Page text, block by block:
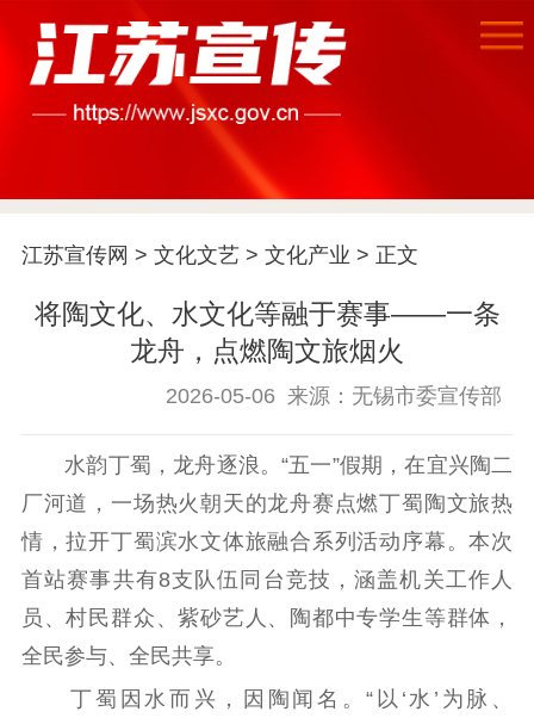
首页
公示公告
通知公告 信息公开制度
信息公开指南
信息公开年度报
工作动态
理论武装
哲学社科
社科强省 工作通知
成果集萃
江苏宣传网 > 文化文艺> 文化产业 > 正文
将陶文化、水文化等融于赛事——一条
龙舟，点燃陶文旅烟火
2026-05-06 来源：无锡市委宣传部
水韵丁蜀，龙舟逐浪。“五一”假期，在宜兴陶二
厂河道，一场热火朝天的龙舟赛点燃丁蜀陶文旅热
情，拉开丁蜀滨水文体旅融合系列活动序幕。本次
首站赛事共有8支队伍同台竞技，涵盖机关工作人
员、村民群众、紫砂艺人、陶都中专学生等群体，
全民参与、全民共享。
丁蜀因水而兴，因陶闻名。“以‘水’为脉、